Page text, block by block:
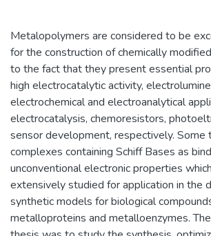
Metalopolymers are considered to be
for the construction of chemically
to the fact that they present essential
high electrocatalytic activity,
electrochemical and electroanalytical
electrocatalysis, chemoresistors,
sensor development, respectively. Some
complexes containing Schiff Bases as
unconventional electronic properties
extensively studied for application in the
synthetic models for biological
metalloproteins and metalloenzymes.